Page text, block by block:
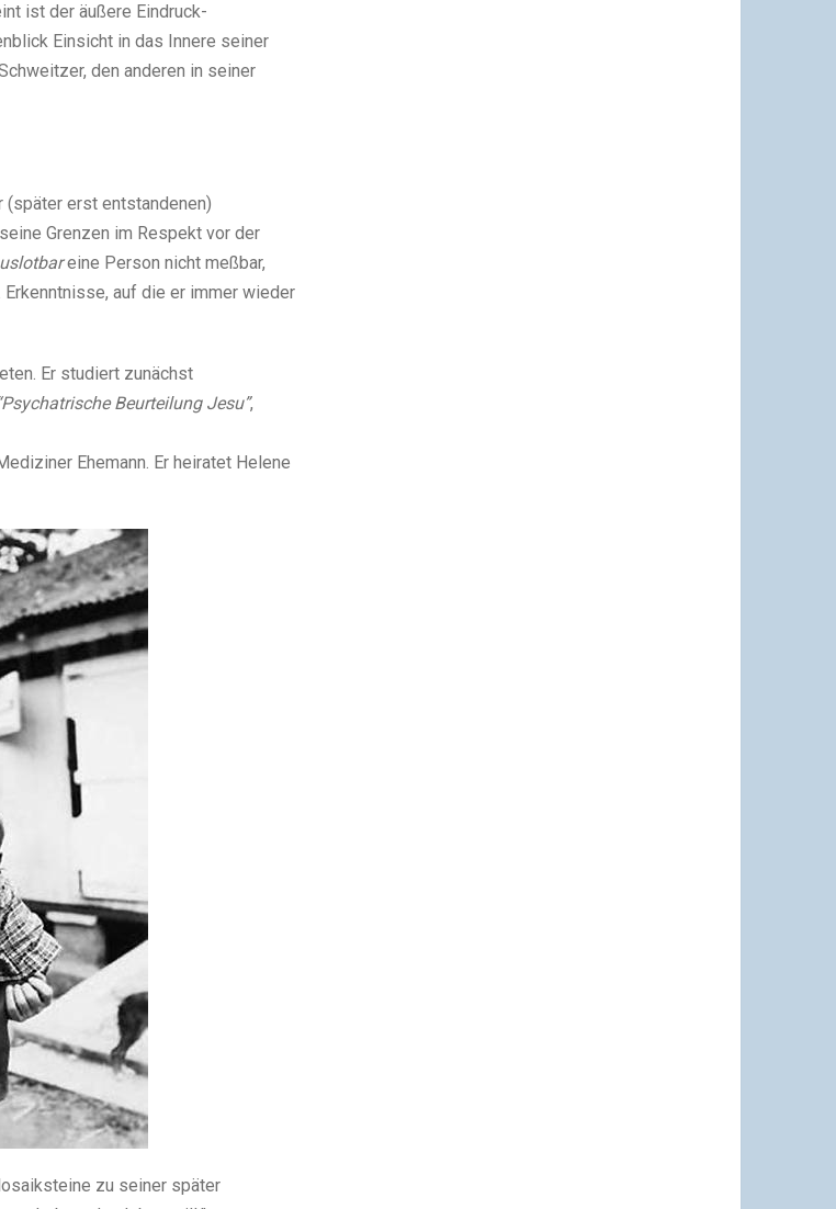
ist der äußere Eindruck-
Einsicht in das Innere seiner
den anderen in seiner
(später erst entstandenen)
Grenzen im Respekt vor der
eine Person nicht meßbar,
auf die er immer wieder
Er studiert zunächst
Beurteilung Jesu”,
Ehemann. Er heiratet Helene
zu seiner später